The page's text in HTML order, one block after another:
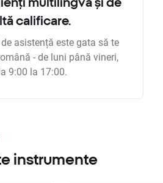
calificare.
asistență este gata să te
- de luni până vineri,
9:00 la 17:00.
instrumente